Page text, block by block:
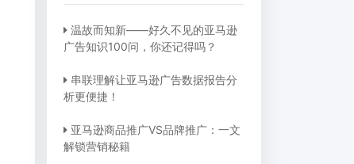
温故而知新——好久不见的亚马逊
广告知识100问，你还记得吗？
串联理解让亚马逊广告数据报告分
析更便捷！
亚马逊商品推广VS品牌推广：一文
解锁营销秘籍